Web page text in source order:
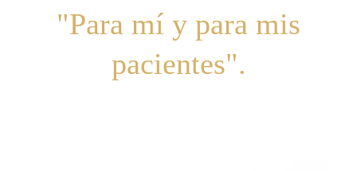
® vs ®
"Todo lo que necesito."
"Para mí y para mis
pacientes".